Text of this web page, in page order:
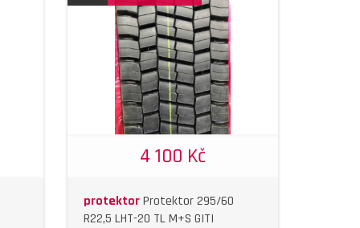
4 100 Kč
protektorProtektor 295/60
R22,5 LHT-20 TL M+S GITI